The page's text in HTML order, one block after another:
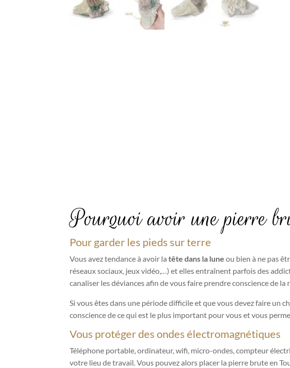
Pourquoi avoir une pierre
Pour garder les pieds sur terre
Vous avez tendance à avoir la tête dans la lune ou bien à ne pas
réseaux sociaux, jeux vidéo,…) et elles entraînent parfois des
canaliser les déviances afin de vous faire prendre conscience de la
Si vous êtes dans une période difficile et que vous devez faire un
conscience de ce qui est le plus important pour vous et vous
Vous protéger des ondes électromagnétiques
Téléphone portable, ordinateur, wifi, micro-ondes, compteur
votre lieu de travail. Vous pouvez alors placer la pierre brute en